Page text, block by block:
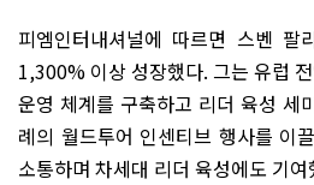
피엠인터내셔널에 따르면 스벤
1,300% 이상 성장했다. 그는 유럽
운영 체계를 구축하고 리더 육성 세
례의 월드투어 인센티브 행사를 이
소통하며 차세대 리더 육성에도 기